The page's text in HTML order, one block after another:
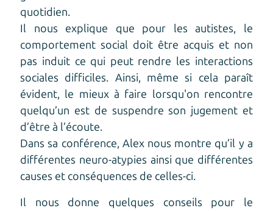
quotidien.
Il nous explique que pour les autistes, le
comportement social doit être acquis et non
pas induit ce qui peut rendre les interactions
sociales difficiles. Ainsi, même si cela paraît
évident, le mieux à faire lorsqu'on rencontre
quelqu’un est de suspendre son jugement et
d’être à l’écoute.
Dans sa conférence, Alex nous montre qu’il y a
différentes neuro-atypies ainsi que différentes
causes et conséquences de celles-ci.
Il nous donne quelques conseils pour le